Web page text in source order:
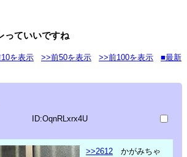
っていいですね
を表示 >>前50を表示 >>前100を表示
■最新
ID:OqnRLxrx4U
>>2612 かがみちゃ